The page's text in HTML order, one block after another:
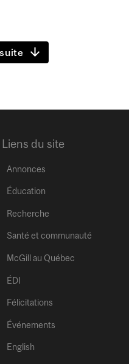
Liens du site
Annonces
Éducation
Recherche
Santé et communauté
McGill au Québec
ÉDI
Félicitations
Événements
English